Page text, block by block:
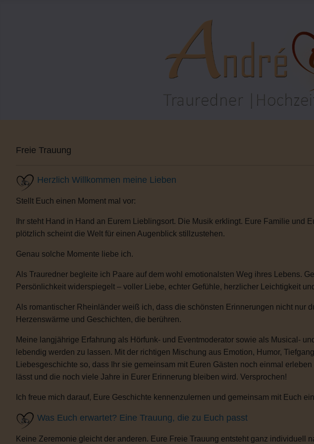
Freie Trauung
Herzlich Willkommen meine Lieben
Stellt Euch einen Moment mal vor:
Ihr steht Hand in Hand an Eurem Lieblingsort. Die Musik erklingt. Eure Familie und
plötzlich scheint die Welt für einen Augenblick stillzustehen.
Genau solche Momente liebe ich.
Als Trauredner begleite ich Paare auf dem wohl emotionalsten Weg ihres Lebens.
Persönlichkeit widerspiegelt – voller Liebe, echter Gefühle, herzlicher Leichtigkeit
Als romantischer Rheinländer weiß ich, dass die schönsten Erinnerungen nicht nur
Herzenswärme und Geschichten, die berühren.
Meine langjährige Erfahrung als Hörfunk- und Eventmoderator sowie als Musical-
lebendig werden zu lassen. Mit der richtigen Mischung aus Emotion, Humor,
Liebesgeschichte so, dass Ihr sie gemeinsam mit Euren Gästen noch einmal
lässt und die noch viele Jahre in Eurer Erinnerung bleiben wird. Versprochen!
Ich freue mich darauf, Eure Geschichte kennenzulernen und gemeinsam mit Euch
Was Euch erwartet? Eine Trauung, die zu Euch passt
Keine Zeremonie gleicht der anderen. Eure Freie Trauung entsteht ganz individuell